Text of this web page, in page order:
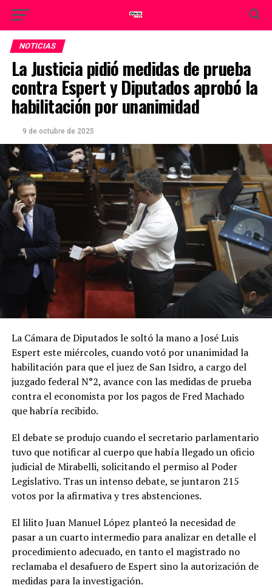
NOTICIAS
La Justicia pidió medidas de prueba
contra Espert y Diputados aprobó la
habilitación por unanimidad
9 de octubre de 2025
La Cámara de Diputados le soltó la mano a José Luis
Espert este miércoles, cuando votó por unanimidad la
habilitación para que el juez de San Isidro, a cargo del
juzgado federal N°2, avance con las medidas de prueba
contra el economista por los pagos de Fred Machado
que habría recibido.
El debate se produjo cuando el secretario parlamentario
tuvo que notificar al cuerpo que había llegado un oficio
judicial de Mirabelli, solicitando el permiso al Poder
Legislativo. Tras un intenso debate, se juntaron 215
votos por la afirmativa y tres abstenciones.
El lilito Juan Manuel López planteó la necesidad de
pasar a un cuarto intermedio para analizar en detalle el
procedimiento adecuado, en tanto el magistrado no
reclamaba el desafuero de Espert sino la autorización de
medidas para la investigación.